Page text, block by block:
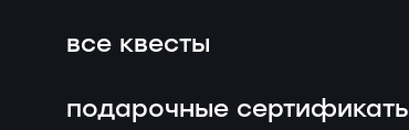
все квесты
подарочные